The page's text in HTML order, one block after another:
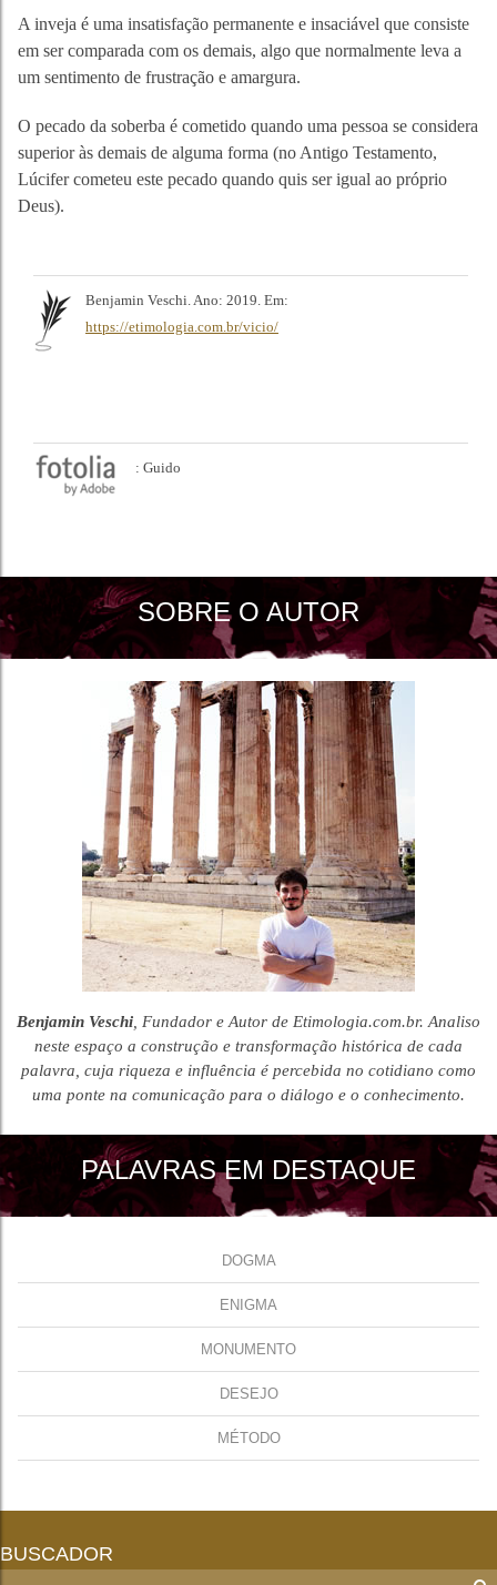
A inveja é uma insatisfação permanente e insaciável que consiste
em ser comparada com os demais, algo que normalmente leva a
um sentimento de frustração e amargura.
O pecado da soberba é cometido quando uma pessoa se considera
superior às demais de alguma forma (no Antigo Testamento,
Lúcifer cometeu este pecado quando quis ser igual ao próprio
Deus).
Benjamin Veschi. Ano: 2019. Em:
https://etimologia.com.br/vicio/
: Guido
SOBRE O AUTOR
Benjamin Veschi , Fundador e Autor de Etimologia.com.br. Analiso
neste espaço a construção e transformação histórica de cada
palavra, cuja riqueza e influência é percebida no cotidiano como
uma ponte na comunicação para o diálogo e o conhecimento.
PALAVRAS EM DESTAQUE
DOGMA
ENIGMA
MONUMENTO
DESEJO
MÉTODO
BUSCADOR